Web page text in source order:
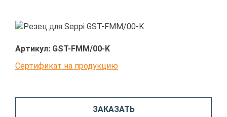
Артикул: GST-FMM/00-K
Сертификат на продукцию
ЗАКАЗАТЬ